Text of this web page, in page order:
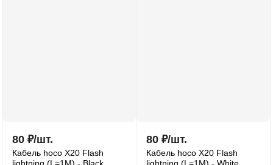
80 ₽/шт.
Кабель hoco X20 Flash
80 ₽/шт.
Кабель hoco X20 Flash